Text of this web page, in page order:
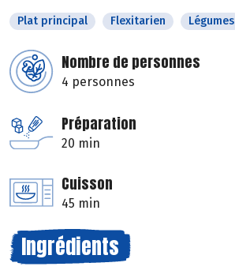
Plat principal Flexitarien Légumes
Nombre de personnes
4 personnes
Préparation
20 min
Cuisson
45 min
Ingrédients